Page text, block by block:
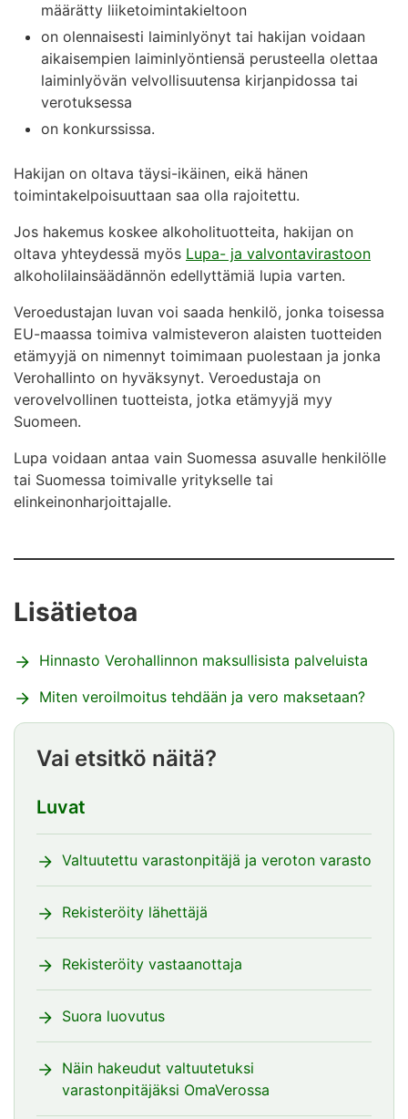
määrätty liiketoimintakieltoon
on olennaisesti laiminlyönyt tai hakijan voidaan
aikaisempien laiminlyöntiensä perusteella olettaa
laiminlyövän velvollisuutensa kirjanpidossa tai
verotuksessa
on konkurssissa.
Hakijan on oltava täysi-ikäinen, eikä hänen
toimintakelpoisuuttaan saa olla rajoitettu.
Jos hakemus koskee alkoholituotteita, hakijan on
oltava yhteydessä myös Lupa- ja valvontavirastoon
alkoholilainsäädännön edellyttämiä lupia varten.
Veroedustajan luvan voi saada henkilö, jonka toisessa
EU-maassa toimiva valmisteveron alaisten tuotteiden
etämyyjä on nimennyt toimimaan puolestaan ja jonka
Verohallinto on hyväksynyt. Veroedustaja on
verovelvollinen tuotteista, jotka etämyyjä myy
Suomeen.
Lupa voidaan antaa vain Suomessa asuvalle henkilölle
tai Suomessa toimivalle yritykselle tai
elinkeinonharjoittajalle.
Lisätietoa
Hinnasto Verohallinnon maksullisista palveluista
Miten veroilmoitus tehdään ja vero maksetaan?
Vai etsitkö näitä?
Luvat
Valtuutettu varastonpitäjä ja veroton varasto
Rekisteröity lähettäjä
Rekisteröity vastaanottaja
Suora luovutus
Näin hakeudut valtuutetuksi
varastonpitäjäksi OmaVerossa